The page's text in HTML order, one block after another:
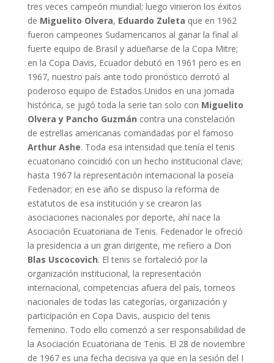
tres veces campeón mundial; luego vinieron los éxitos
de Miguelito Olvera, Eduardo Zuleta que en 1962
fueron campeones Sudamericanos al ganar la final al
fuerte equipo de Brasil y adueñarse de la Copa Mitre;
en la Copa Davis, Ecuador debutó en 1961 pero es en
1967, nuestro país ante todo pronóstico derrotó al
poderoso equipo de Estados Unidos en una jornada
histórica, se jugó toda la serie tan solo con Miguelito
Olvera y Pancho Guzmán contra una constelación
de estrellas americanas comandadas por el famoso
Arthur Ashe. Toda esa intensidad que tenía el tenis
ecuatoriano coincidió con un hecho institucional clave;
hasta 1967 la representación internacional la poseía
Fedenador; en ese año se dispuso la reforma de
estatutos de esa institución y se crearon las
asociaciones nacionales por deporte, ahí nace la
Asociación Ecuatoriana de Tenis. Fedenador le ofreció
la presidencia a un gran dirigente, me refiero a Don
Blas Uscocovich. El tenis se fortaleció por la
organización institucional, la representación
internacional, competencias afuera del país, torneos
nacionales de todas las categorías, organización y
participación en Copa Davis, auspicio del tenis
femenino. Todo ello comenzó a ser responsabilidad de
la Asociación Ecuatoriana de Tenis. El 28 de noviembre
de 1967 es una fecha decisiva ya que en la sesión del I